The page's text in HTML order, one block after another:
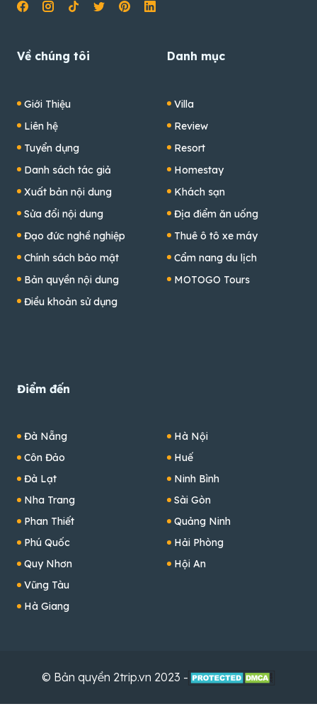
Về chúng tôi
Giới Thiệu
Liên hệ
Tuyển dụng
Danh sách tác giả
Xuất bản nội dung
Sửa đổi nội dung
Đạo đức nghề nghiệp
Chính sách bảo mật
Bản quyền nội dung
Điều khoản sử dụng
Danh mục
Villa
Review
Resort
Homestay
Khách sạn
Địa điểm ăn uống
Thuê ô tô xe máy
Cẩm nang du lịch
MOTOGO Tours
Điểm đến
Đà Nẵng
Côn Đảo
Đà Lạt
Nha Trang
Phan Thiết
Phú Quốc
Quy Nhơn
Vũng Tàu
Hà Giang
Hà Nội
Huế
Ninh Bình
Sài Gòn
Quảng Ninh
Hải Phòng
Hội An
© Bản quyền 2trip.vn 2023 -